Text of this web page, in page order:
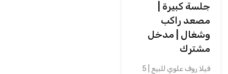
جلسة كبيرة |
مصعد راكب
وشغال | مدخل
مشترك
فيلا روف علوي للبيع | 5